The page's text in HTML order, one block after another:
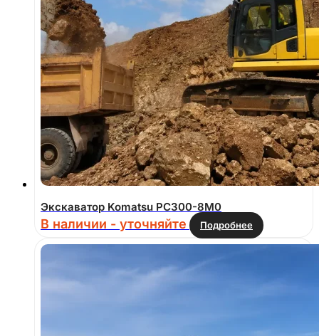
Экскаватор Komatsu PC300-8M0
В наличии - уточняйте Подробнее